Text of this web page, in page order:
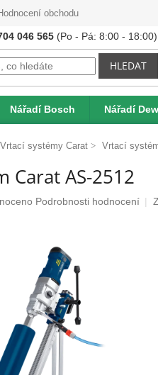
obchodu
046 565
HLEDAT
Nářadí Bosch Nářadí
Vrtací systémy Carat Vrtací
Carat AS-2512
Podrobnosti hodnocení